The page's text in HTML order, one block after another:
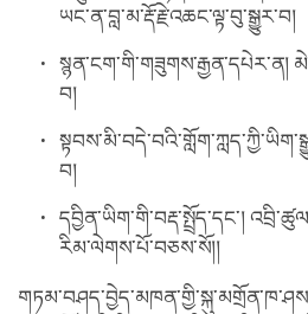
ཡང་ན་བླ་མ་རྡོ་རྗེ་འཆང་ལྟ་བུ་སྒྱུར་བ།
སྙན་ངག་གི་གཟུགས་རྒྱན་དཔེར་ན།
བ།
བ།
དབྱིན་ཡིག་གི་བརྡ་སྤྲོད་དང་།
རིམ་ལེགས་པོ་བཅས་སོ།།